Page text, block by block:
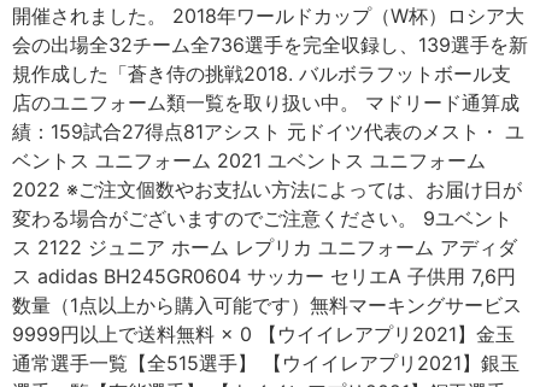
開催されました。 2018年ワールドカップ（W杯）ロシア大
会の出場全32チーム全736選手を完全収録し、139選手を新
規作成した「蒼き侍の挑戦2018. バルボラフットボール支
店のユニフォーム類一覧を取り扱い中。 マドリード通算成
績：159試合27得点81アシスト 元ドイツ代表のメスト・ ユ
ベントス ユニフォーム 2021 ユベントス ユニフォーム
2022 ※ご注文個数やお支払い方法によっては、お届け日が
変わる場合がございますのでご注意ください。 9ユベント
ス 2122 ジュニア ホーム レプリカ ユニフォーム アディダ
ス adidas BH245GR0604 サッカー セリエA 子供用 7,6円
数量（1点以上から購入可能です）無料マーキングサービス
9999円以上で送料無料 × 0 【ウイイレアプリ2021】金玉
通常選手一覧【全515選手】 【ウイイレアプリ2021】銀玉